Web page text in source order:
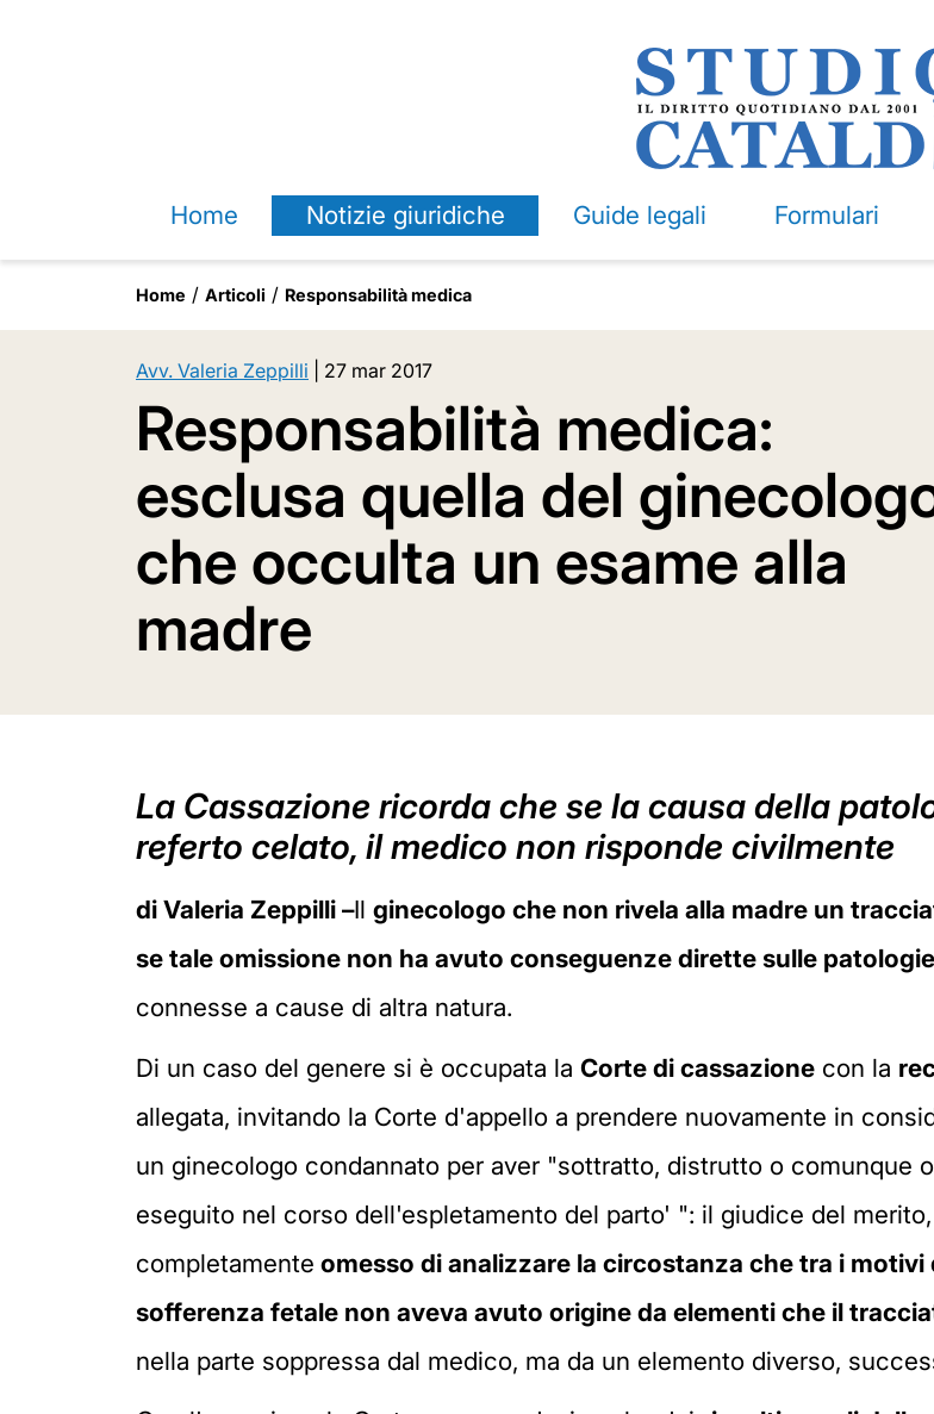
Home Notizie giuridiche Guide legali Formulari
Home Articoli Responsabilità medica
Avv. Valeria Zeppilli 27 mar 2017
Responsabilità medica:
esclusa quella del
che occulta un esame alla
madre
La Cassazione ricorda che se la causa della
referto celato, il medico non risponde civilmente
di Valeria Zeppilli –Il ginecologo che non rivela alla madre un
se tale omissione non ha avuto conseguenze dirette sulle
connesse a cause di altra natura.
Di un caso del genere si è occupata la Corte di cassazione con la
allegata, invitando la Corte d'appello a prendere nuovamente in
un ginecologo condannato per aver "sottratto, distrutto o
eseguito nel corso dell'espletamento del parto' ": il giudice del
completamente omesso di analizzare la circostanza che tra i
sofferenza fetale non aveva avuto origine da elementi che il
nella parte soppressa dal medico, ma da un elemento diverso,